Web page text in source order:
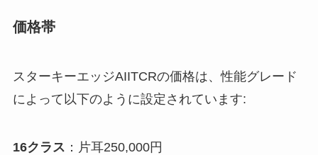
価格帯
スターキーエッジAIITCRの価格は、性能グレード
によって以下のように設定されています:
16クラス ：片耳250,000円